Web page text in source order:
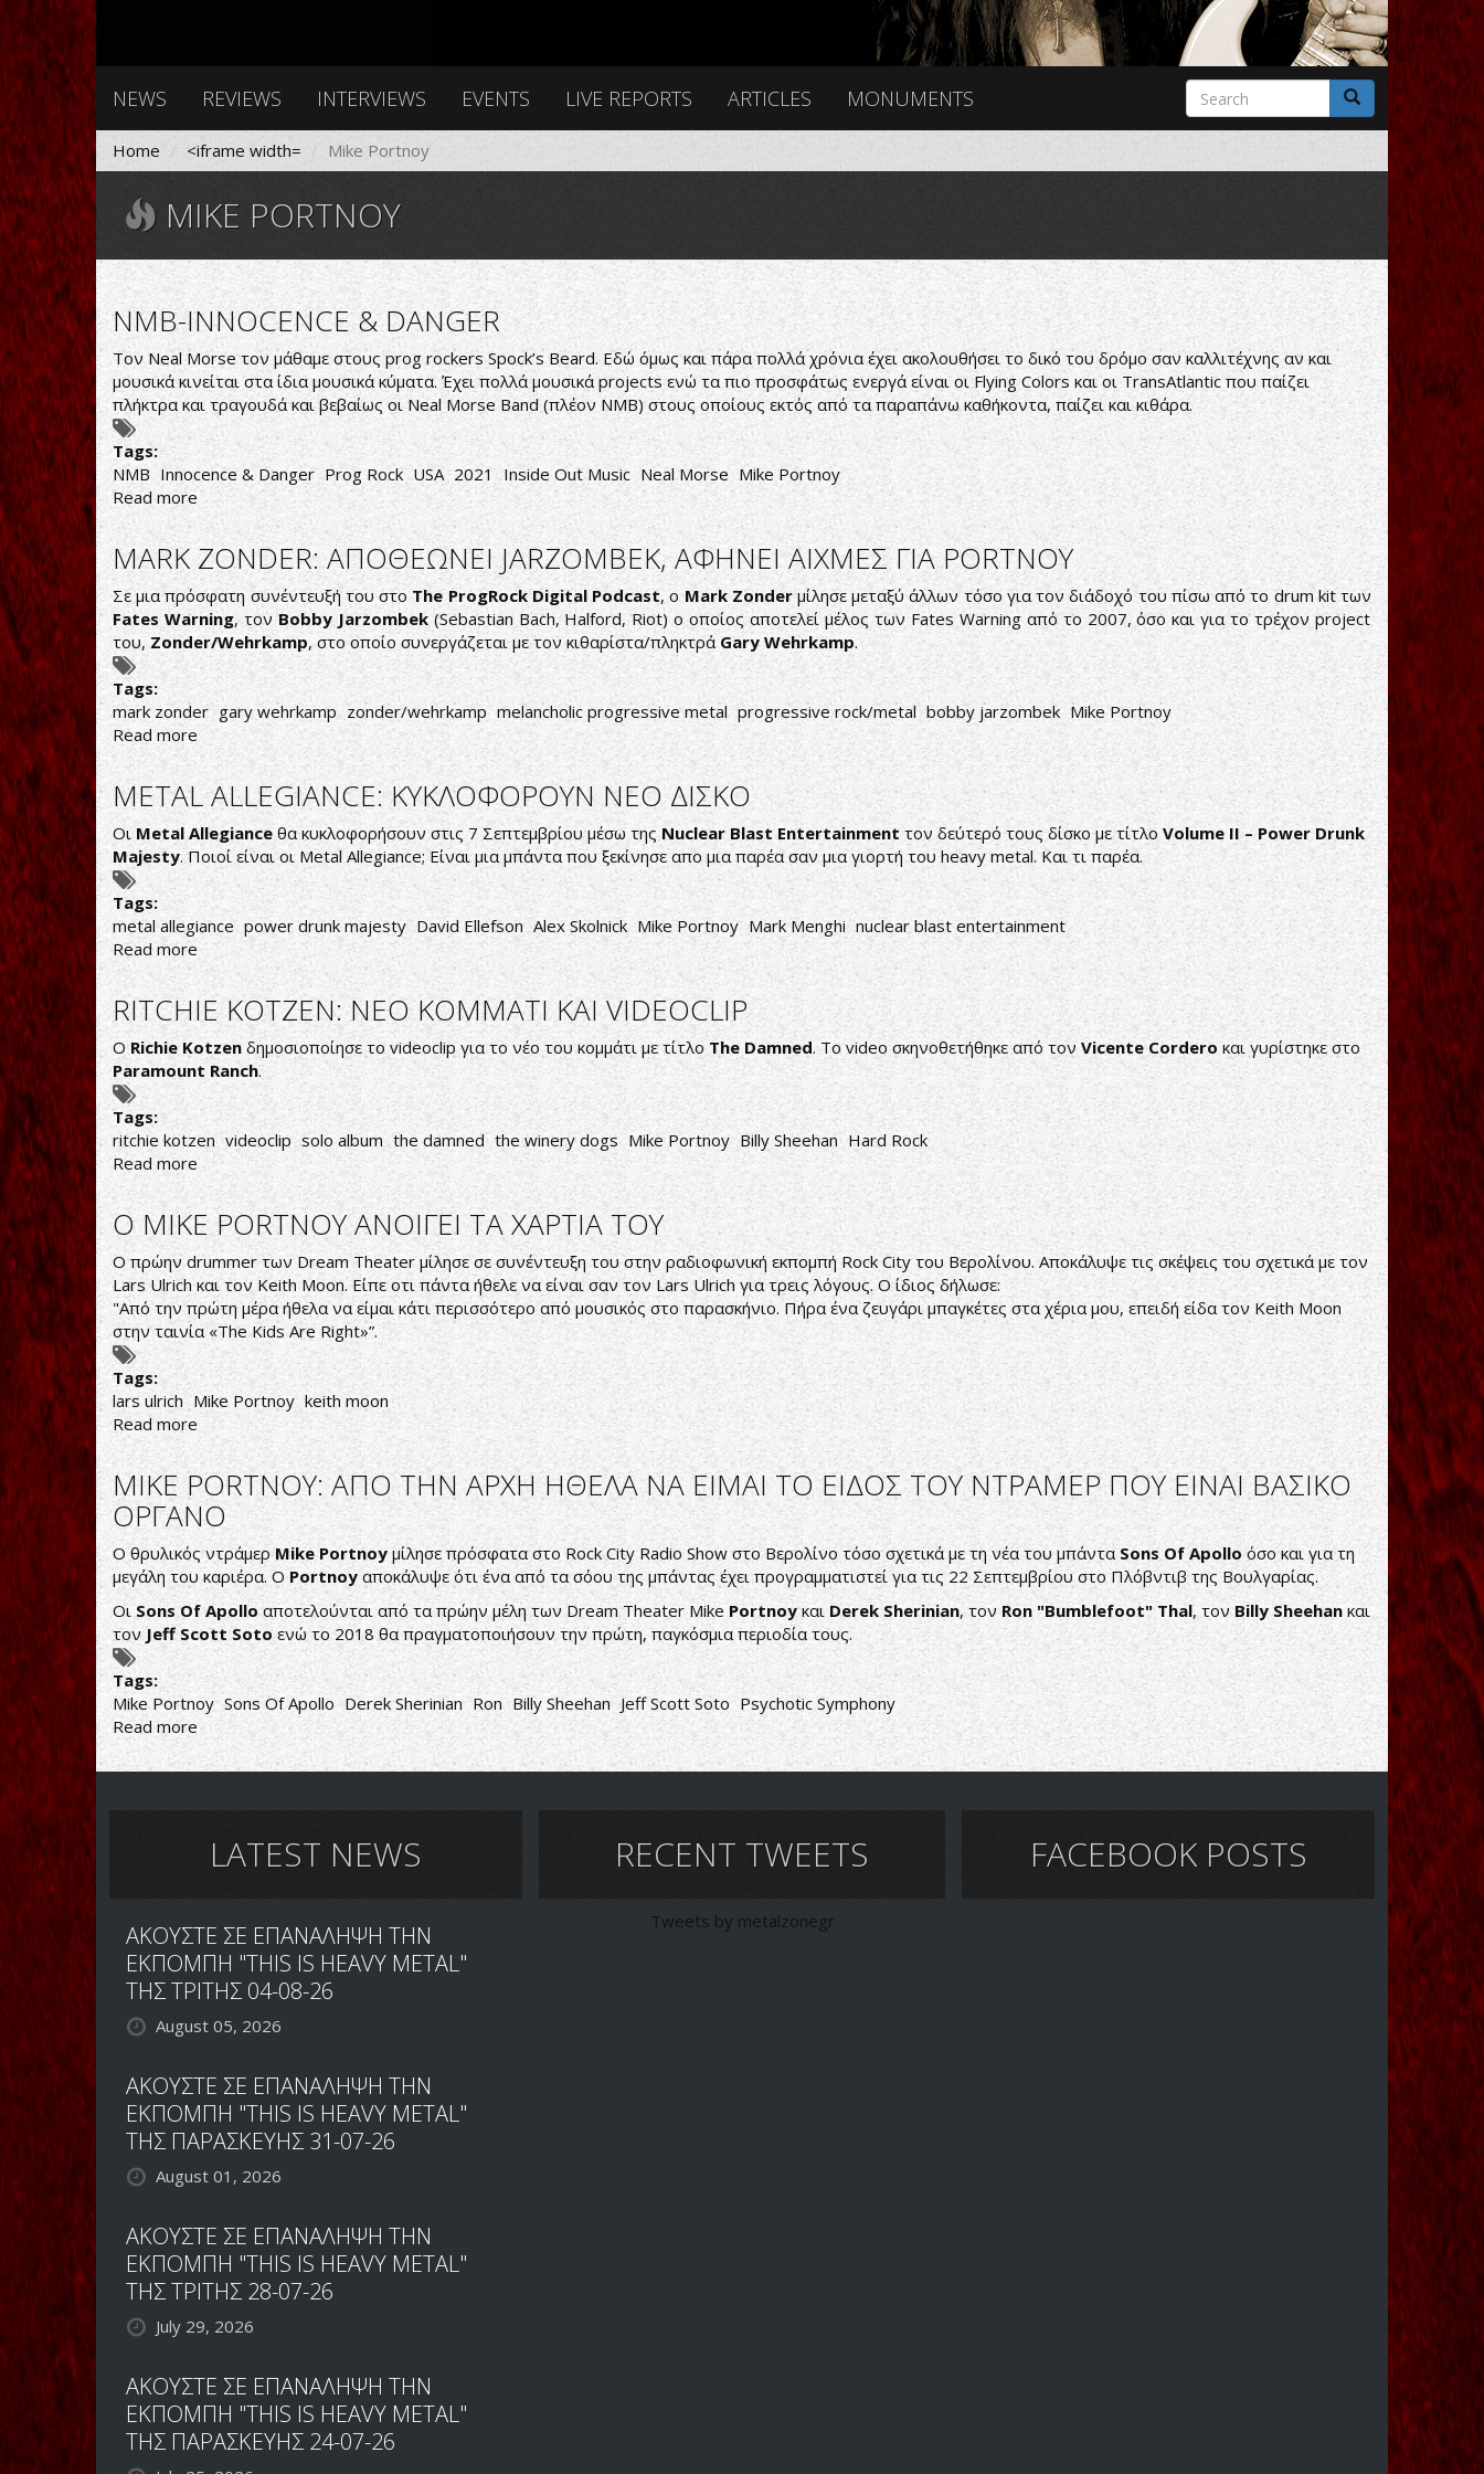
NEWS REVIEWS INTERVIEWS EVENTS LIVE REPORTS ARTICLES MONUMENTS
Search
form
Search
Home <iframe width= Mike Portnoy
MIKE PORTNOY
NMB-INNOCENCE & DANGER
Τον Neal Morse τον μάθαμε στους prog rockers Spock’s Beard. Εδώ όμως και πάρα πολλά χρόνια έχει ακολουθήσει το δικό του δρόμο σαν καλλιτέχνης αν και
μουσικά κινείται στα ίδια μουσικά κύματα. Έχει πολλά μουσικά projects ενώ τα πιο προσφάτως ενεργά είναι οι Flying Colors και οι TransAtlantic που παίζει
πλήκτρα και τραγουδά και βεβαίως οι Neal Morse Band (πλέον NMB) στους οποίους εκτός από τα παραπάνω καθήκοντα, παίζει και κιθάρα.
Tags:
NMB Innocence & Danger Prog Rock USA 2021 Inside Out Music Neal Morse Mike Portnoy
Read more about
NMB-
INNOCENCE
&
DANGER
MARK ZONDER: ΑΠΟΘΕΩΝΕΙ JARZOMBEK, ΑΦΗΝΕΙ ΑΙΧΜΕΣ ΓΙΑ PORTNOY
Σε μια πρόσφατη συνέντευξή του στο The ProgRock Digital Podcast, oMark Zonderμίλησε μεταξύ άλλων τόσο για τον διάδοχό του πίσω από το drum kit των
Fates Warning, τονBobby Jarzombek(Sebastian Bach, Halford, Riot) ο οποίος αποτελεί μέλος των Fates Warning από το 2007, όσο και για το τρέχον project
του,Zonder/Wehrkamp, στο οποίο συνεργάζεται με τον κιθαρίστα/πληκτρά Gary Wehrkamp.
Tags:
mark zonder gary wehrkamp zonder/wehrkamp melancholic progressive metal progressive rock/metal bobby jarzombek Mike Portnoy
Read more about
MARK
ZONDER:
ΑΠΟΘΕΩΝΕΙ
JARZOMBEK,
ΑΦΗΝΕΙ
ΑΙΧΜΕΣ
ΓΙΑ
PORTNOY
METAL ALLEGIANCE: ΚΥΚΛΟΦΟΡΟΥΝ ΝΕΟ ΔΙΣΚΟ
Οι Metal Allegiance θα κυκλοφορήσουν στις 7 Σεπτεμβρίου μέσω της Nuclear Blast Entertainment τον δεύτερό τους δίσκο με τίτλο Volume II – Power Drunk
Majesty. Ποιοί είναι οι Metal Allegiance; Είναι μια μπάντα που ξεκίνησε απο μια παρέα σαν μια γιορτή του heavy metal. Και τι παρέα.
Tags:
metal allegiance power drunk majesty David Ellefson Alex Skolnick Mike Portnoy Mark Menghi nuclear blast entertainment
Read more about
METAL
ALLEGIANCE:
ΚΥΚΛΟΦΟΡΟΥΝ
ΝΕΟ
ΔΙΣΚΟ
RITCHIE KOTZEN: ΝΕΟ ΚΟΜΜΑΤΙ ΚΑΙ VIDEOCLIP
ΟRichie Kotzen δημοσιοποίησε το videoclip για το νέο του κομμάτι με τίτλο The Damned. To video σκηνοθετήθηκε από τον Vicente Cordero και γυρίστηκε στο
Paramount Ranch.
Tags:
ritchie kotzen videoclip solo album the damned the winery dogs Mike Portnoy Billy Sheehan Hard Rock
Read more about
RITCHIE
KOTZEN:
ΝΕΟ
ΚΟΜΜΑΤΙ
ΚΑΙ
VIDEOCLIP
Ο MIKE PORTNOY ΑΝΟΙΓΕΙ ΤΑ ΧΑΡΤΙΑ ΤΟΥ
Ο πρώην drummer των Dream Theater μίλησε σε συνέντευξη του στην ραδιοφωνική εκπομπή Rock City του Βερολίνου. Αποκάλυψε τις σκέψεις του σχετικά με τον
Lars Ulrich και τον Keith Moon. Είπε οτι πάντα ήθελε να είναι σαν τον Lars Ulrich για τρεις λόγους. Ο ίδιος δήλωσε:
"Από την πρώτη μέρα ήθελα να είμαι κάτι περισσότερο από μουσικός στο παρασκήνιο. Πήρα ένα ζευγάρι μπαγκέτες στα χέρια μου, επειδή είδα τον Keith Moon
στην ταινία «The Kids Are Right»”.
Tags:
lars ulrich Mike Portnoy keith moon
Read more about
Ο
MIKE
PORTNOY
ΑΝΟΙΓΕΙ
ΤΑ
ΧΑΡΤΙΑ
ΤΟΥ
MIKE PORTNOY: ΑΠΟ ΤΗΝ ΑΡΧΗ ΗΘΕΛΑ ΝΑ ΕΙΜΑΙ ΤΟ ΕΙΔΟΣ ΤΟΥ ΝΤΡΑΜΕΡ ΠΟΥ ΕΙΝΑΙ ΒΑΣΙΚΟ
ΟΡΓΑΝΟ
Ο θρυλικός ντράμερMike Portnoyμίλησε πρόσφατα στο Rock City Radio Show στο Βερολίνο τόσο σχετικά με τη νέα του μπάντα Sons Of Apolloόσο και για τη
μεγάλη του καριέρα. ΟPortnoyαποκάλυψε ότι ένα από τα σόου της μπάντας έχει προγραμματιστεί για τις 22 Σεπτεμβρίου στο Πλόβντιβ της Βουλγαρίας.
ΟιSons Of Apolloαποτελούνται από τα πρώην μέλη των Dream Theater MikePortnoyκαι Derek Sherinian, τον Ron "Bumblefoot" Thal, τονBilly Sheehanκαι
τον Jeff Scott Soto ενώ το 2018 θα πραγματοποιήσουν την πρώτη, παγκόσμια περιοδία τους.
Tags:
Mike Portnoy Sons Of Apollo Derek Sherinian Ron Billy Sheehan Jeff Scott Soto Psychotic Symphony
Read moreabout
MIKE
PORTNOY:
ΑΡΧΗ
ΗΘΕΛΑ
ΤΟ
ΕΙΔΟΣ
ΤΟΥ
ΝΤΡΑΜΕΡ
ΠΟΥ
ΒΑΣΙΚΟ
ΟΡΓΑΝΟ
LATEST NEWS
ΑΚΟΥΣΤΕ ΣΕ ΕΠΑΝΑΛΗΨΗ ΤΗΝ
ΕΚΠΟΜΠΗ "THIS IS HEAVY METAL"
ΤΗΣ ΤΡΙΤΗΣ 04-08-26
August 05, 2026
ΑΚΟΥΣΤΕ ΣΕ ΕΠΑΝΑΛΗΨΗ ΤΗΝ
ΕΚΠΟΜΠΗ "THIS IS HEAVY METAL"
ΤΗΣ ΠΑΡΑΣΚΕΥΗΣ 31-07-26
August 01, 2026
ΑΚΟΥΣΤΕ ΣΕ ΕΠΑΝΑΛΗΨΗ ΤΗΝ
ΕΚΠΟΜΠΗ "THIS IS HEAVY METAL"
ΤΗΣ ΤΡΙΤΗΣ 28-07-26
July 29, 2026
ΑΚΟΥΣΤΕ ΣΕ ΕΠΑΝΑΛΗΨΗ ΤΗΝ
ΕΚΠΟΜΠΗ "THIS IS HEAVY METAL"
ΤΗΣ ΠΑΡΑΣΚΕΥΗΣ 24-07-26
RECENT TWEETS
Tweets by metalzonegr
FACEBOOK POSTS